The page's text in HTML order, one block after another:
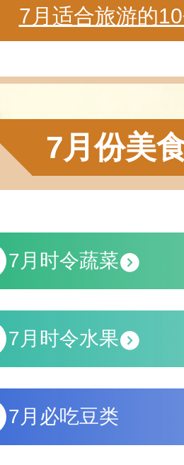
7月适合旅游的
7月份美
7月时令蔬菜
7月时令水果
7月必吃豆类